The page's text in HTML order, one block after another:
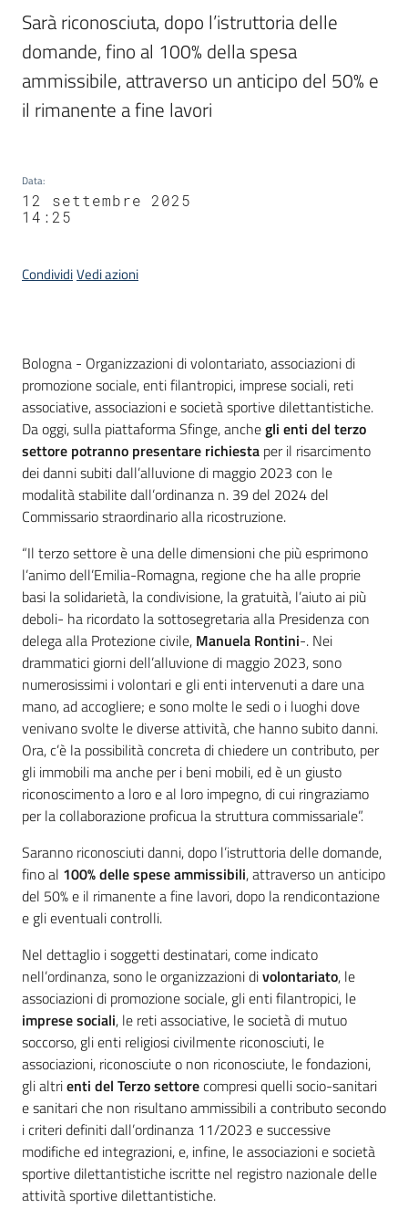
Sarà riconosciuta, dopo l’istruttoria delle
domande, fino al 100% della spesa
ammissibile, attraverso un anticipo del 50% e
il rimanente a fine lavori
Data:
12 settembre 2025
14:25
CondividiVedi azioni
Contenuto
Bologna - Organizzazioni di volontariato, associazioni di
promozione sociale, enti filantropici, imprese sociali, reti
associative, associazioni e società sportive dilettantistiche.
Da oggi, sulla piattaforma Sfinge, anchegli enti del terzo
settore potranno presentare richiesta per il risarcimento
dei danni subiti dall’alluvione di maggio 2023 con le
modalità stabilite dall’ordinanza n. 39 del 2024 del
Commissario straordinario alla ricostruzione.
“Il terzo settore è una delle dimensioni che più esprimono
l’animo dell’Emilia-Romagna, regione che ha alle proprie
basi la solidarietà, la condivisione, la gratuità, l’aiuto ai più
deboli- ha ricordato la sottosegretaria alla Presidenza con
delega alla Protezione civile, Manuela Rontini-. Nei
drammatici giorni dell’alluvione di maggio 2023, sono
numerosissimi i volontari e gli enti intervenuti a dare una
mano, ad accogliere; e sono molte le sedi o i luoghi dove
venivano svolte le diverse attività, che hanno subito danni.
Ora, c’è la possibilità concreta di chiedere un contributo, per
gli immobili ma anche per i beni mobili, ed è un giusto
riconoscimento a loro e al loro impegno, di cui ringraziamo
per la collaborazione proficua la struttura commissariale”.
Saranno riconosciuti danni, dopo l’istruttoria delle domande,
fino al 100% delle spese ammissibili, attraverso un anticipo
del 50% e il rimanente a fine lavori, dopo la rendicontazione
e gli eventuali controlli.
Nel dettaglio i soggetti destinatari, come indicato
nell’ordinanza, sono le organizzazioni divolontariato, le
associazioni di promozione sociale, gli enti filantropici, le
imprese sociali, le reti associative, le società di mutuo
soccorso, gli enti religiosi civilmente riconosciuti, le
associazioni, riconosciute o non riconosciute, le fondazioni,
gli altrienti del Terzo settorecompresi quelli socio-sanitari
e sanitari che non risultano ammissibili a contributo secondo
i criteri definiti dall’ordinanza 11/2023 e successive
modifiche ed integrazioni, e, infine, le associazioni e società
sportive dilettantistiche iscritte nel registro nazionale delle
attività sportive dilettantistiche.